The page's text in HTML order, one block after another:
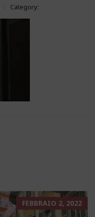
Category:
FEBBRAIO 2, 2022